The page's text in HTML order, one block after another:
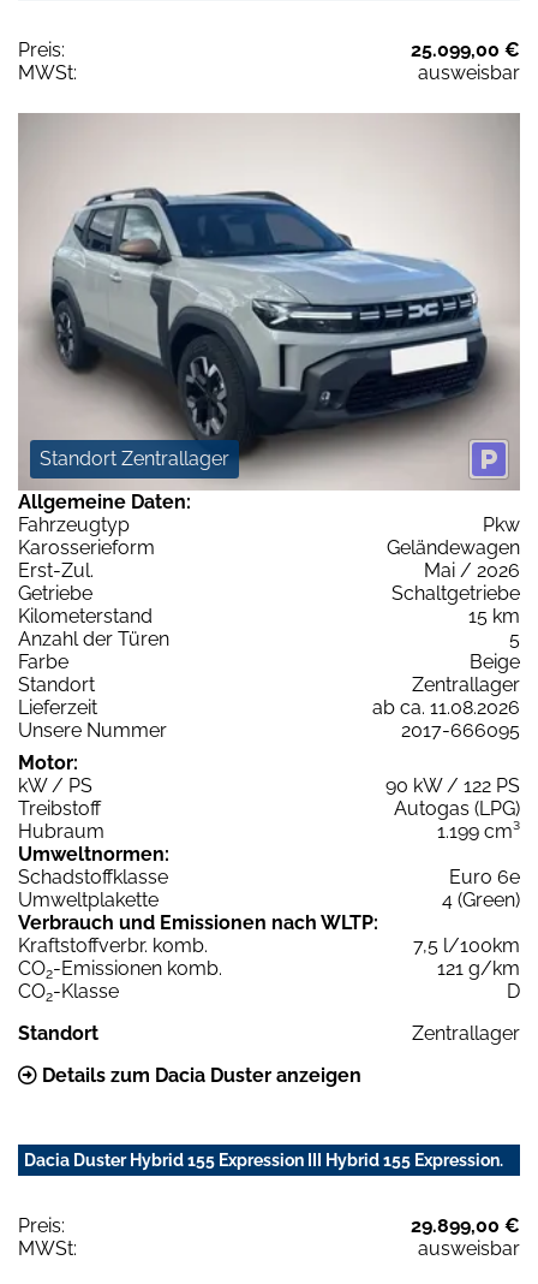
Preis:
25.099,00 €
MWSt:
ausweisbar
Standort Zentrallager
Allgemeine Daten:
Fahrzeugtyp
Pkw
Karosserieform
Geländewagen
Erst-Zul.
Mai / 2026
Getriebe
Schaltgetriebe
Kilometerstand
15 km
Anzahl der Türen
5
Farbe
Beige
Standort
Zentrallager
Lieferzeit
ab ca. 11.08.2026
Unsere Nummer
2017-666095
Motor:
kW / PS
90 kW / 122 PS
Treibstoff
Autogas (LPG)
Hubraum
1.199 cm³
Umweltnormen:
Schadstoffklasse
Euro 6e
Umweltplakette
4 (Green)
Verbrauch und Emissionen nach WLTP:
Kraftstoffverbr. komb.
7,5 l/100km
CO2-Emissionen komb.
121 g/km
CO2-Klasse
D
Standort
Zentrallager
Details zum Dacia Duster anzeigen
Dacia Duster Hybrid 155 Expression III Hybrid 155 Expression.
Preis:
29.899,00 €
MWSt:
ausweisbar